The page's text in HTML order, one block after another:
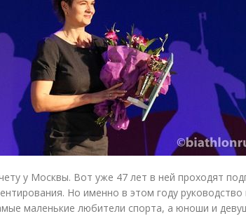
у Москвы. Вот уже 47 лет в ней проходят
Но именно в этом году
маленькие любители спорта, а юноши и